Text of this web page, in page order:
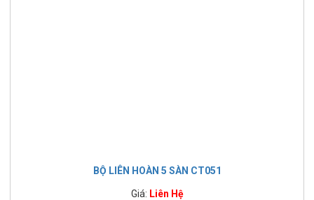
BỘ LIÊN HOÀN 5 SÀN CT051
Giá: Liên Hệ